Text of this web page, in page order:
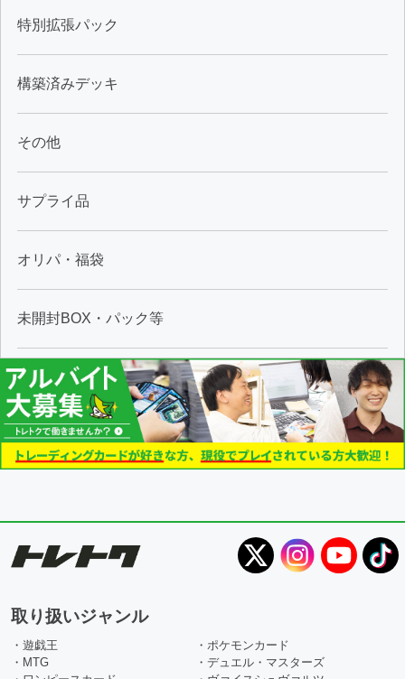
特別拡張パック
構築済みデッキ
その他
サプライ品
オリパ・福袋
未開封BOX・パック等
取り扱いジャンル
・遊戯王
・ポケモンカード
・MTG
・デュエル・マスターズ